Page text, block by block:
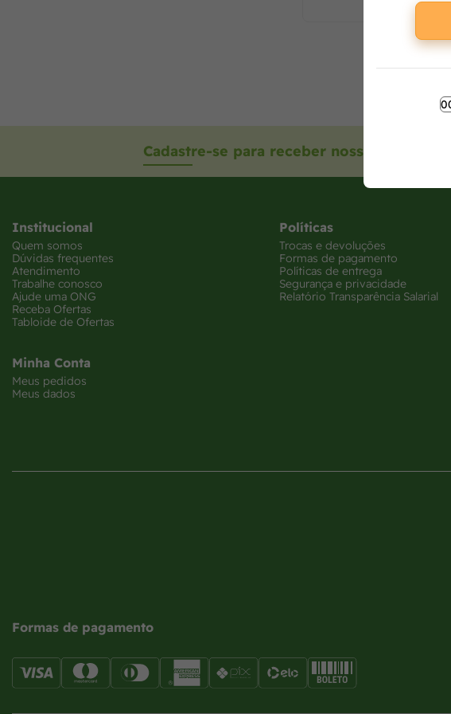
Cadastre-se para receber nossas ofertas
Institucional
Quem somos
Dúvidas frequentes
Atendimento
Trabalhe conosco
Ajude uma ONG
Receba Ofertas
Tabloide de Ofertas
Minha Conta
Meus pedidos
Meus dados
Políticas
Trocas e devoluções
Formas de pagamento
Políticas de entrega
Segurança e privacidade
Relatório Transparência Salarial
Formas de pagamento